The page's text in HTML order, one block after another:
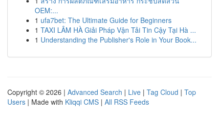
OEM:...
1 ufa7bet: The Ultimate Guide for Beginners
1 TAXI LÂM HÀ Giải Pháp Vận Tải Tin Cậy Tại Hà ...
1 Understanding the Publisher's Role in Your Book...
Copyright © 2026 | Advanced Search | Live | Tag Cloud | Top
Users | Made with Kliqqi CMS | All RSS Feeds